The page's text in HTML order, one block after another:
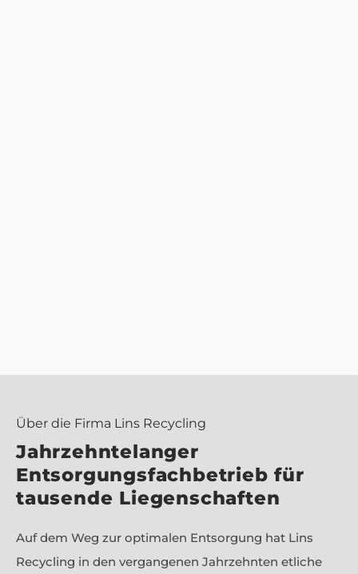
Über die Firma Lins Recycling
Jahrzehntelanger
Entsorgungsfachbetrieb für
tausende Liegenschaften
Auf dem Weg zur optimalen Entsorgung hat Lins
Recycling in den vergangenen Jahrzehnten etliche